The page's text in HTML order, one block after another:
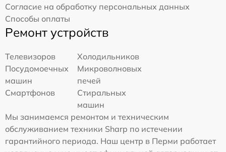
Согласие на обработку персональных данных
Способы оплаты
Ремонт устройств
Телевизоров
Холодильников
Посудомоечных
машин
Микроволновых
печей
Смартфонов
Стиральных
машин
Мы занимаемся ремонтом и техническим
обслуживанием техники Sharp по истечении
гарантийного периода. Наш центр в Перми работает